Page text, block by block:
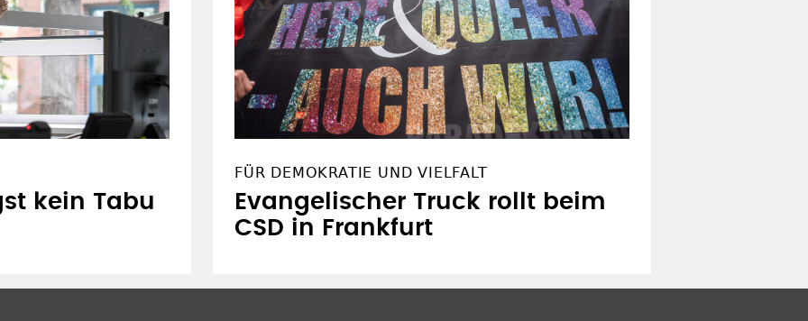
kein Tabu
FÜR DEMOKRATIE UND VIELFALT
Evangelischer Truck rollt beim
CSD in Frankfurt